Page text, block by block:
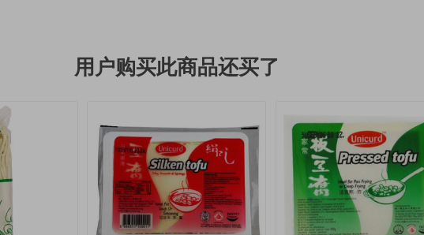
用户购买此商品还买了